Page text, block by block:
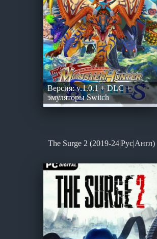
Версия: v.1.0.1 + DLC +
эмуляторы Switch
The Surge 2 (2019-24|Рус|Англ)